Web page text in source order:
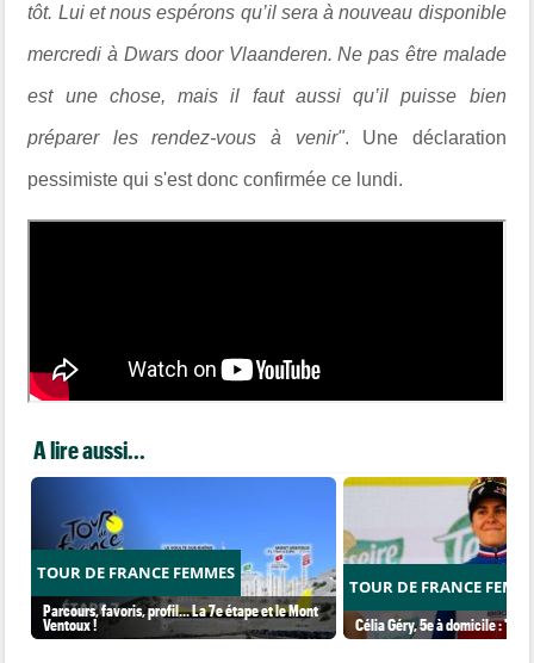
tôt. Lui et nous espérons qu’il sera à nouveau disponible
mercredi à Dwars door Vlaanderen. Ne pas être malade
est une chose, mais il faut aussi qu’il puisse bien
préparer les rendez-vous à venir". Une déclaration
pessimiste qui s'est donc confirmée ce lundi.
A lire aussi...
TOUR DE FRANCE FEMMES
Parcours, favoris, profil… La 7e étape et le Mont
Ventoux !
TOUR DE FRANCE
Célia Géry, 5e à domicile :